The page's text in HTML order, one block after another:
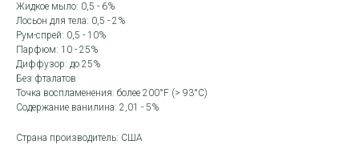
Жидкое мыло: 0,5 - 6%
Лосьон для тела: 0,5 - 2%
Рум-спрей: 0,5 - 10%
Парфюм: 10 - 25%
Диффузор: до 25%
Без фталатов
Точка воспламенения: более 200°F (> 93°C)
Содержание ванилина: 2,01 - 5%
Страна производитель: США